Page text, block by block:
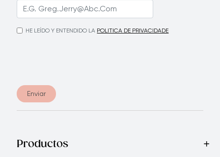
HE LEÍDO Y ENTENDIDO LA POLITICA DE PRIVACIDADE
Enviar
Productos